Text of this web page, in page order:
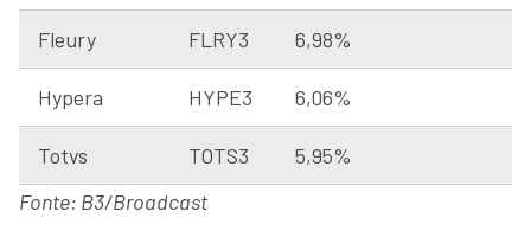
Fleury FLRY3 6,98%
Hypera HYPE3 6,06%
Totvs TOTS3
5,95%
Fonte: B3/Broadcast